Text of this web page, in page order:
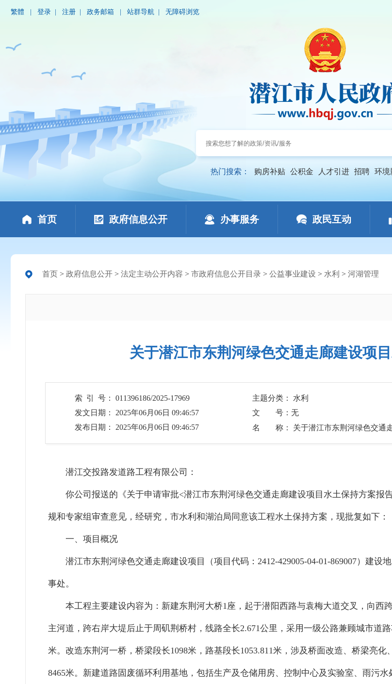
繁體 登录 注册 政务邮箱 站群导航 无障碍浏览
热门搜索： 购房补贴 公积金 人才引进 招聘 环境
首页 政府信息公开 办事服务 政民互动
首页 > 政府信息公开 > 法定主动公开内容 > 市政府信息公开目录 > 公益事业建设 > 水利 > 河湖管理
关于潜江市东荆河绿色交通走廊建设项
索 引 号： 011396186/2025-17969 主题分类： 水利
发文日期： 2025年06月06日 09:46:57
文 号：无
发布日期： 2025年06月06日 09:46:57
名 称： 关于潜江市东荆河绿色交通走
潜江交投路发道路工程有限公司 ：
你公司 报送的《关于申请审批<潜江市东荆河绿色交通走廊建设项目 水土保持方案报
规和专家组审查意见，经研究， 市水利和湖泊局同意该工程水土保持方案， 现批复如下：
一、 项目概况
潜江市东荆河绿色交通走廊建设项目 （项目代码： 2412-429005-04-01-869007）建设
事处。
本工程主要建设内容为： 新建东荆河大桥1座，起于潜阳西路与袁梅大道交叉，向西
主河道，跨右岸大堤后止于周矶荆桥村，线路全长2.671公里，采用一级公路兼顾城市道
米。改造东荆河一桥，桥梁段长1098米，路基段长1053.811米，涉及桥面改造、桥梁亮化
8465米。新建道路固废循环利用基地，包括生产及仓储用房、控制中心及实验室、雨污